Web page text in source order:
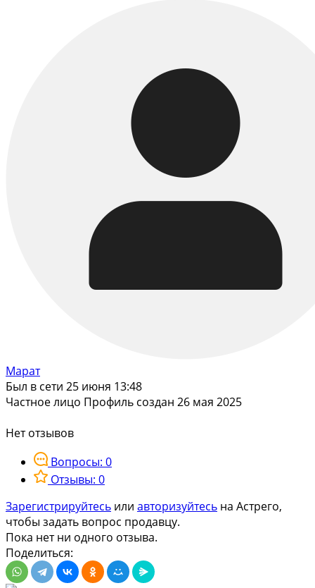
Марат
Был в сети 25 июня 13:48
Частное лицо Профиль создан 26 мая 2025
Нет отзывов
Вопросы: 0
Отзывы: 0
Зарегистрируйтесь или авторизуйтесь на Астрего,
чтобы задать вопрос продавцу.
Пока нет ни одного отзыва.
Поделиться: